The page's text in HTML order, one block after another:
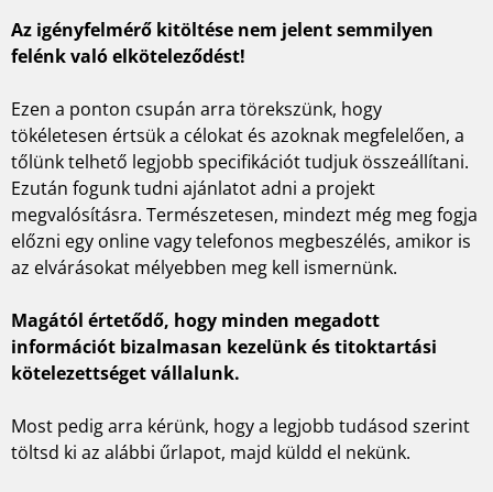
Az igényfelmérő kitöltése nem jelent semmilyen
felénk való elköteleződést!
Ezen a ponton csupán arra törekszünk, hogy
tökéletesen értsük a célokat és azoknak megfelelően, a
tőlünk telhető legjobb specifikációt tudjuk összeállítani.
Ezután fogunk tudni ajánlatot adni a projekt
megvalósításra. Természetesen, mindezt még meg fogja
előzni egy online vagy telefonos megbeszélés, amikor is
az elvárásokat mélyebben meg kell ismernünk.
Magától értetődő, hogy minden megadott
információt bizalmasan kezelünk és titoktartási
kötelezettséget vállalunk.
Most pedig arra kérünk, hogy a legjobb tudásod szerint
töltsd ki az alábbi űrlapot, majd küldd el nekünk.